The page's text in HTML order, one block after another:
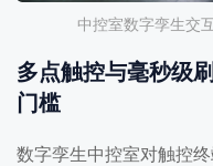
中控室数字孪生交
多点触控与毫秒级
门槛
数字孪生中控室对触控